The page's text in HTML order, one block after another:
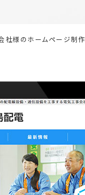
社様のホームページ制作